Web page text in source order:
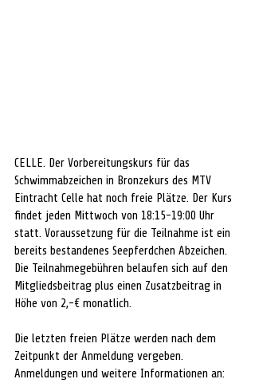
CELLE. Der Vorbereitungskurs für das
Schwimmabzeichen in Bronzekurs des MTV
Eintracht Celle hat noch freie Plätze. Der Kurs
findet jeden Mittwoch von 18:15-19:00 Uhr
statt. Voraussetzung für die Teilnahme ist ein
bereits bestandenes Seepferdchen Abzeichen.
Die Teilnahmegebühren belaufen sich auf den
Mitgliedsbeitrag plus einen Zusatzbeitrag in
Höhe von 2,-€ monatlich.
Die letzten freien Plätze werden nach dem
Zeitpunkt der Anmeldung vergeben.
Anmeldungen und weitere Informationen an: